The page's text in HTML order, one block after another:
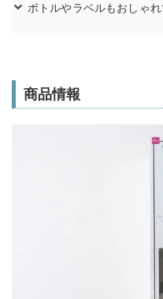
ボトルやラベルもおしゃ
商品情報